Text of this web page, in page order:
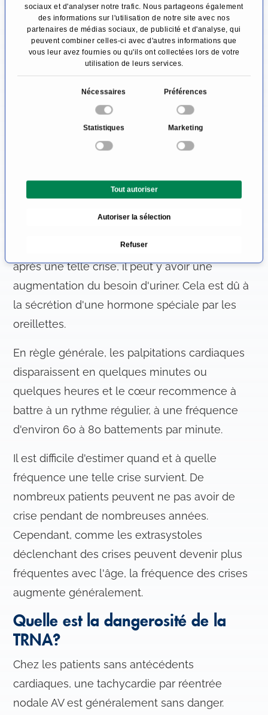
sociaux et d'analyser notre trafic. Nous partageons également
des informations sur l'utilisation de notre site avec nos
partenaires de médias sociaux, de publicité et d'analyse, qui
peuvent combiner celles-ci avec d'autres informations que
vous leur avez fournies ou qu'ils ont collectées lors de votre
utilisation de leurs services.
o
s
e
n
e
e
n
t
Nécessaires Préférences
Statistiques Marketing
Tout autoriser
Autoriser la sélection
Refuser
sensation d'angoisse chez les personnes
concernées.
La gravité des symptômes peut varier
considérablement. Chez les patients par
ailleurs en bonne santé, les palpitations
cardiaques ne s'accompagnent généralement
d'aucun autre symptôme. Cependant, en cas
de maladies préexistantes telles qu'une
coronarienne (MC), une forte chute de la
de vertiges peut survenir. De plus, pendant ou
après une telle crise, il peut y avoir une
augmentation du besoin d'uriner. Cela est dû à
la sécrétion d'une hormone spéciale par les
oreillettes.
En règle générale, les palpitations cardiaques
disparaissent en quelques minutes ou
quelques heures et le cœur recommence à
battre à un rythme régulier, à une fréquence
d'environ 60 à 80 battements par minute.
Il est difficile d'estimer quand et à quelle
fréquence une telle crise survient. De
nombreux patients peuvent ne pas avoir de
crise pendant de nombreuses années.
Cependant, comme les extrasystoles
déclenchant des crises peuvent devenir plus
fréquentes avec l'âge, la fréquence des crises
augmente généralement.
Quelle est la dangerosité de la
TRNA?
Chez les patients sans antécédents
cardiaques, une tachycardie par réentrée
nodale AV est généralement sans danger.